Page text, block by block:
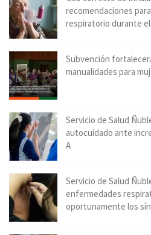
recomendaciones
respiratorio durante
Subvención
manualidades para
Servicio de Salud
autocuidado ante
A
Servicio de Salud
enfermedades
oportunamente los